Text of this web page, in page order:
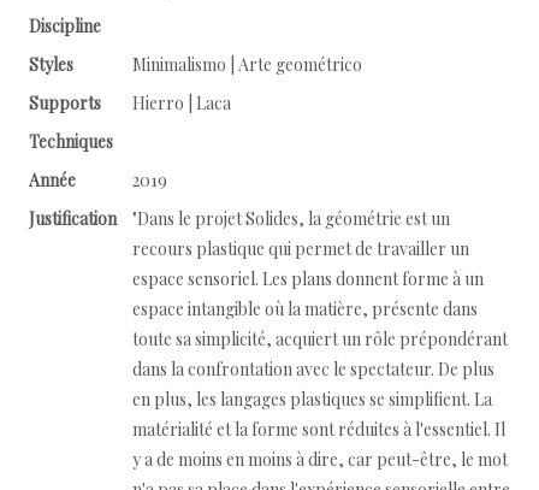
Discipline
Styles
Minimalismo | Arte geométrico
Supports
Hierro | Laca
Techniques
Année
2019
Justification
"Dans le projet Solides, la géométrie est un
recours plastique qui permet de travailler un
espace sensoriel. Les plans donnent forme à un
espace intangible où la matière, présente dans
toute sa simplicité, acquiert un rôle prépondérant
dans la confrontation avec le spectateur. De plus
en plus, les langages plastiques se simplifient. La
matérialité et la forme sont réduites à l'essentiel. Il
y a de moins en moins à dire, car peut-être, le mot